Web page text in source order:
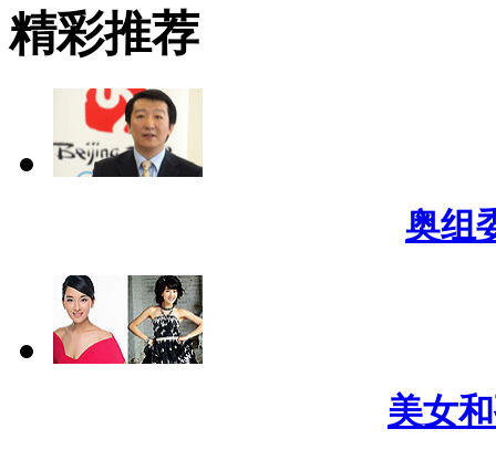
精彩推荐
奥组
美女